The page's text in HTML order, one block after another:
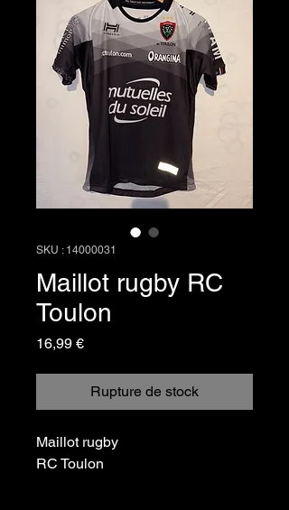
SKU : 14000031
Maillot rugby RC
Toulon
16,99 €Prix
Rupture de stock
Maillot rugby
RC Toulon